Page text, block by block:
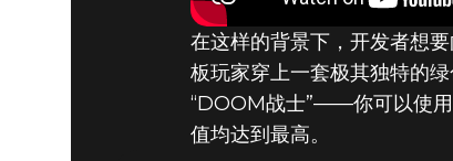
HAWK
在这样的背景下，开发者想
板玩家穿上一套极其独特的
“DOOM战士”——你可以使用
值均达到最高。